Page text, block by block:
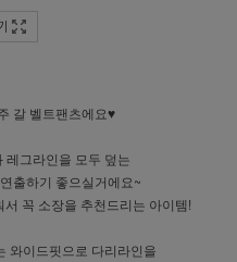
갈 벨트팬츠에요♥
레그라인을 모두 덮는
출하기 좋으실거에요~
꼭 소장을 추천드리는 아이템!
와이드핏으로 다리라인을